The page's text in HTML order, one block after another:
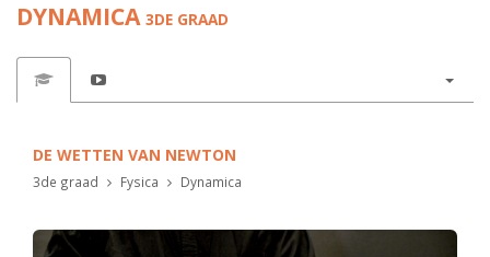
DYNAMICA 3DE GRAAD
DE WETTEN VAN NEWTON
3de graad Fysica Dynamica